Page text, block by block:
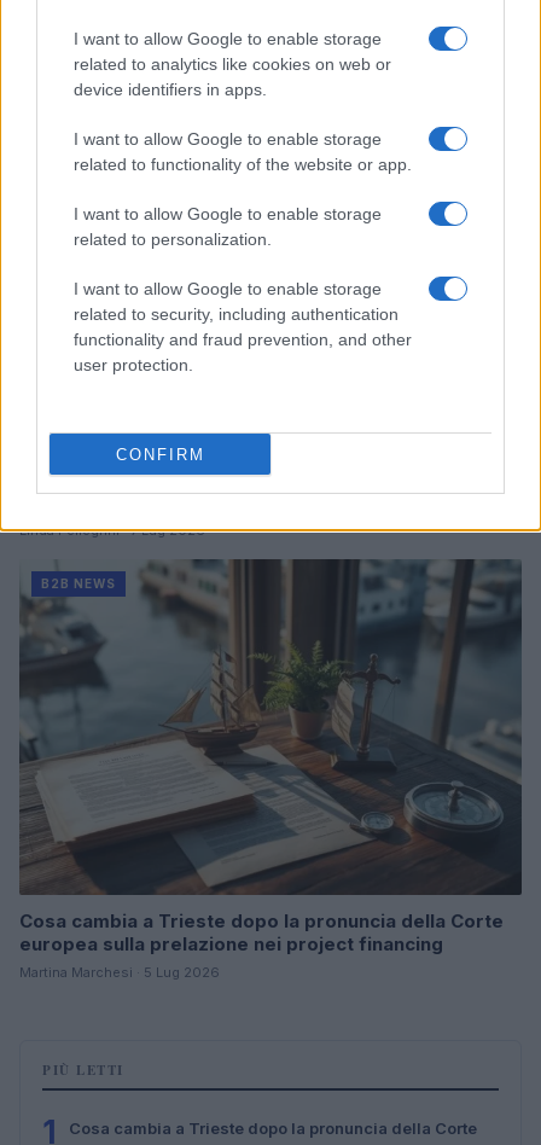
I want to allow Google to enable storage
related to analytics like cookies on web or
device identifiers in apps.
I want to allow Google to enable storage
related to functionality of the website or app.
I want to allow Google to enable storage
related to personalization.
I want to allow Google to enable storage
related to security, including authentication
functionality and fraud prevention, and other
user protection.
CONFIRM
Ripensare le tecnologie umanitarie oltre i criteri dei
donatori
Martina Marchesi · 10 Lug 2026
B2B NEWS
Acquisizione Fincantieri-WSense: i fondatori restano
Linda Pellegrini · 7 Lug 2026
B2B NEWS
Cosa cambia a Trieste dopo la pronuncia della Corte
europea sulla prelazione nei project financing
Martina Marchesi · 5 Lug 2026
PIÙ LETTI
1
Cosa cambia a Trieste dopo la pronuncia della Corte